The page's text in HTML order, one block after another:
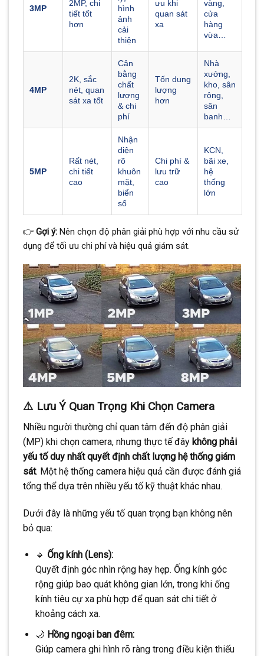
3MP
2MP, chi
tiết tốt
hơn
hình
ảnh
cải
thiện
ưu khi
quan sát
xa
vàng,
cửa
hàng
vừa…
4MP
2K, sắc
nét, quan
sát xa tốt
Cân
bằng
chất
lượng
& chi
phí
Tốn dung
lượng
hơn
Nhà
xưởng,
kho, sân
rộng,
sân
banh…
5MP
Rất nét,
chi tiết
cao
Nhận
diện
rõ
khuôn
mặt,
biển
số
Chi phí &
lưu trữ
cao
KCN,
bãi xe,
hệ
thống
lớn
👉 Gợi ý: Nên chọn độ phân giải phù hợp với nhu cầu sử
dụng để tối ưu chi phí và hiệu quả giám sát.
⚠️ Lưu Ý Quan Trọng Khi Chọn Camera
Nhiều người thường chỉ quan tâm đến độ phân giải
(MP) khi chọn camera, nhưng thực tế đây không phải
yếu tố duy nhất quyết định chất lượng hệ thống giám
sát. Một hệ thống camera hiệu quả cần được đánh giá
tổng thể dựa trên nhiều yếu tố kỹ thuật khác nhau.
Dưới đây là những yếu tố quan trọng bạn không nên
bỏ qua:
🔹 Ống kính (Lens):
Quyết định góc nhìn rộng hay hẹp. Ống kính góc
rộng giúp bao quát không gian lớn, trong khi ống
kính tiêu cự xa phù hợp để quan sát chi tiết ở
khoảng cách xa.
🌙 Hồng ngoại ban đêm:
Giúp camera ghi hình rõ ràng trong điều kiện thiếu